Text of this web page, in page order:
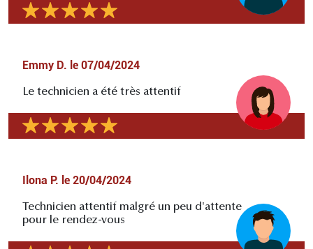
Emmy D. le 07/04/2024
Le technicien a été très attentif
Ilona P. le 20/04/2024
Technicien attentif malgré un peu d'attente
pour le rendez-vous